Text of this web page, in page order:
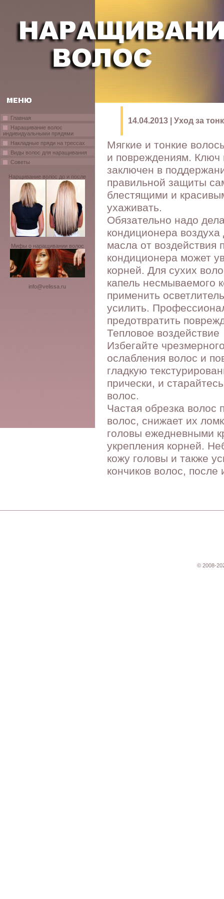
Главная
Наращивание волос
индивидуальными прядями
Накладные пряди на трессах
Виды волос для наращивания
Советы
Нарщивание волос до и после
Мифы о наращивании волос
info@velissa.ru
14.04.2013 | Уход за
Мягкие и тонкие
и повреждениям. Ключ
заключен в
правильной защиты
блестящими и
ухаживать.
Обязательно надо
кондиционера
масла от воздействия
кондиционера может
корней. Для сухих
капель несмываемого
применить
усилить.
предотвратить
Тепловое воздействие
Избегайте
ослабления волос и
гладкую
прически, и
волос.
Частая обрезка волос
волос, снижает их
головы ежедневными
укрепления корней.
кожу головы и также
кончиков волос, после
© 2008-